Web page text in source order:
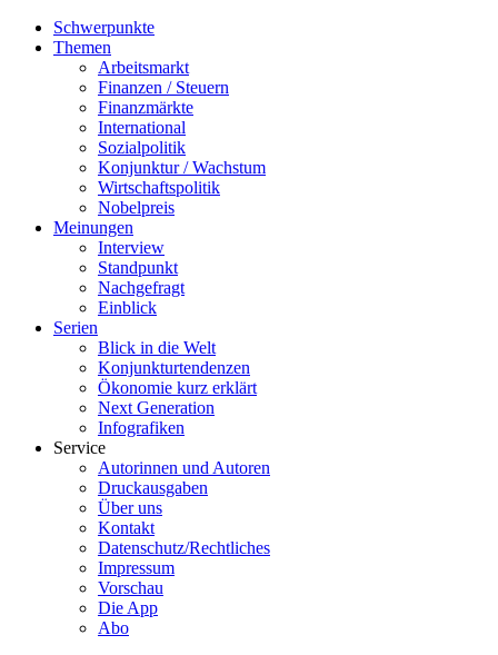
Schwerpunkte
Themen
Arbeitsmarkt
Finanzen / Steuern
Finanzmärkte
International
Sozialpolitik
Konjunktur / Wachstum
Wirtschaftspolitik
Nobelpreis
Meinungen
Interview
Standpunkt
Nachgefragt
Einblick
Serien
Blick in die Welt
Konjunkturtendenzen
Ökonomie kurz erklärt
Next Generation
Infografiken
Service
Autorinnen und Autoren
Druckausgaben
Über uns
Kontakt
Datenschutz/Rechtliches
Impressum
Vorschau
Die App
Abo